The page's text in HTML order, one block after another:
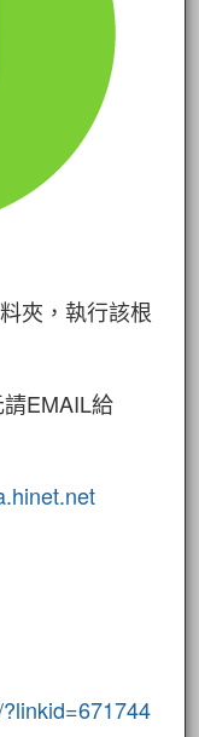
夾，執行該根
EMAIL給